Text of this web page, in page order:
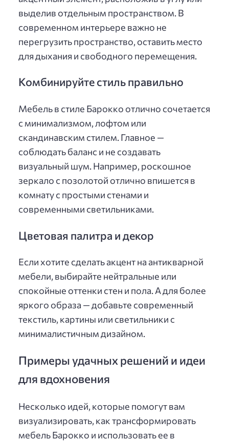
выделив отдельным пространством. В
современном интерьере важно не
перегрузить пространство, оставить место
для дыхания и свободного перемещения.
Комбинируйте стиль правильно
Мебель в стиле Барокко отлично сочетается
с минимализмом, лофтом или
скандинавским стилем. Главное —
соблюдать баланс и не создавать
визуальный шум. Например, роскошное
зеркало с позолотой отлично впишется в
комнату с простыми стенами и
современными светильниками.
Цветовая палитра и декор
Если хотите сделать акцент на антикварной
мебели, выбирайте нейтральные или
спокойные оттенки стен и пола. А для более
яркого образа — добавьте современный
текстиль, картины или светильники с
минималистичным дизайном.
Примеры удачных решений и идеи
для вдохновения
Несколько идей, которые помогут вам
визуализировать, как трансформировать
мебель Барокко и использовать ее в